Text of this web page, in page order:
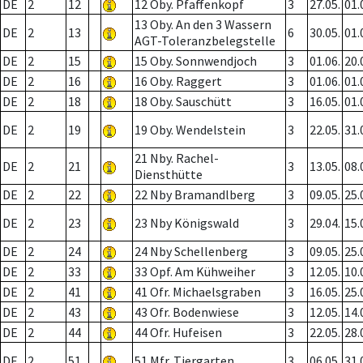
DE 2 12 12 Oby. Pfaffenkopf 3 27.05.
DE
2 13
13 Oby. An den 3 Wassern
AGT-Toleranzbelegstelle
6 30.05.
DE
2 15 15 Oby. Sonnwendjoch 3 01.06.
DE
2 16 16 Oby. Raggert 3 01.06.
DE
2 18 18 Oby. Sauschütt 3 16.05.
DE
2 19 19 Oby. Wendelstein 3 22.05.
DE 2 21
21 Nby. Rachel-
Diensthütte
3 13.05.
DE
2 22 22 Nby Bramandlberg 3 09.05.
DE
2 23 23 Nby Königswald 3 29.04.
DE
2 24 24 Nby Schellenberg 3 09.05.
DE
2 33 33 Opf. Am Kühweiher 3 12.05.
DE
2 41 41 Ofr. Michaelsgraben 3 16.05.
DE
2 43 43 Ofr. Bodenwiese 3 12.05.
DE
2 44 44 Ofr. Hufeisen 3 22.05.